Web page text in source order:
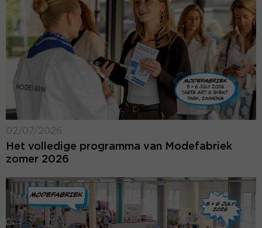
02/07/2026
Het volledige programma van Modefabriek
zomer 2026